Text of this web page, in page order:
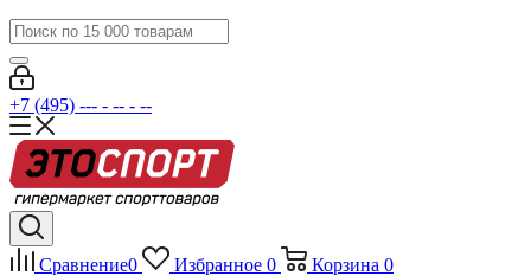
+7 (495) --- - -- - --
Сравнение0 Избранное 0 Корзина 0